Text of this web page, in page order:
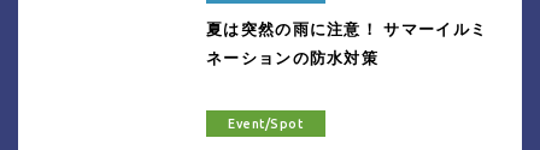
夏は突然の雨に注意！ サマーイルミ
ネーションの防水対策
Event/Spot